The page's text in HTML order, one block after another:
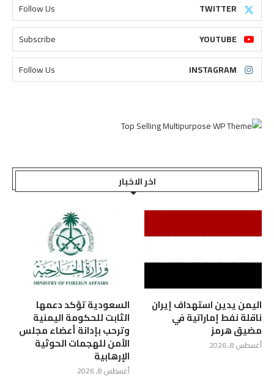
TWITTER
Follow Us
YOUTUBE
Subscribe
INSTAGRAM
Follow Us
اخر الاخبار
اليمن يدين استهداف إيران
ناقلة نفط إماراتية في
مضيق هرمز
أغسطس 8, 2026
السعودية تؤكد دعمها
الثابت للحكومة اليمنية
وترحب بإدانة أعضاء مجلس
الأمن للهجمات الحوثية
الإرهابية
أغسطس 8, 2026